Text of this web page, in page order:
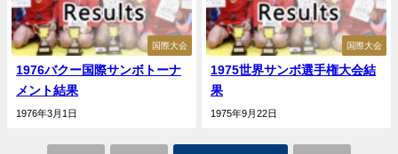
国際大会
1976バクー国際サンボトーナ
メント結果
1976年3月1日
国際大会
1975世界サンボ選手権大会結
果
1975年9月22日